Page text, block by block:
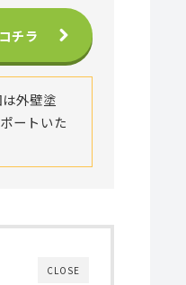
チラ
外壁塗
ートいた
CLOSE